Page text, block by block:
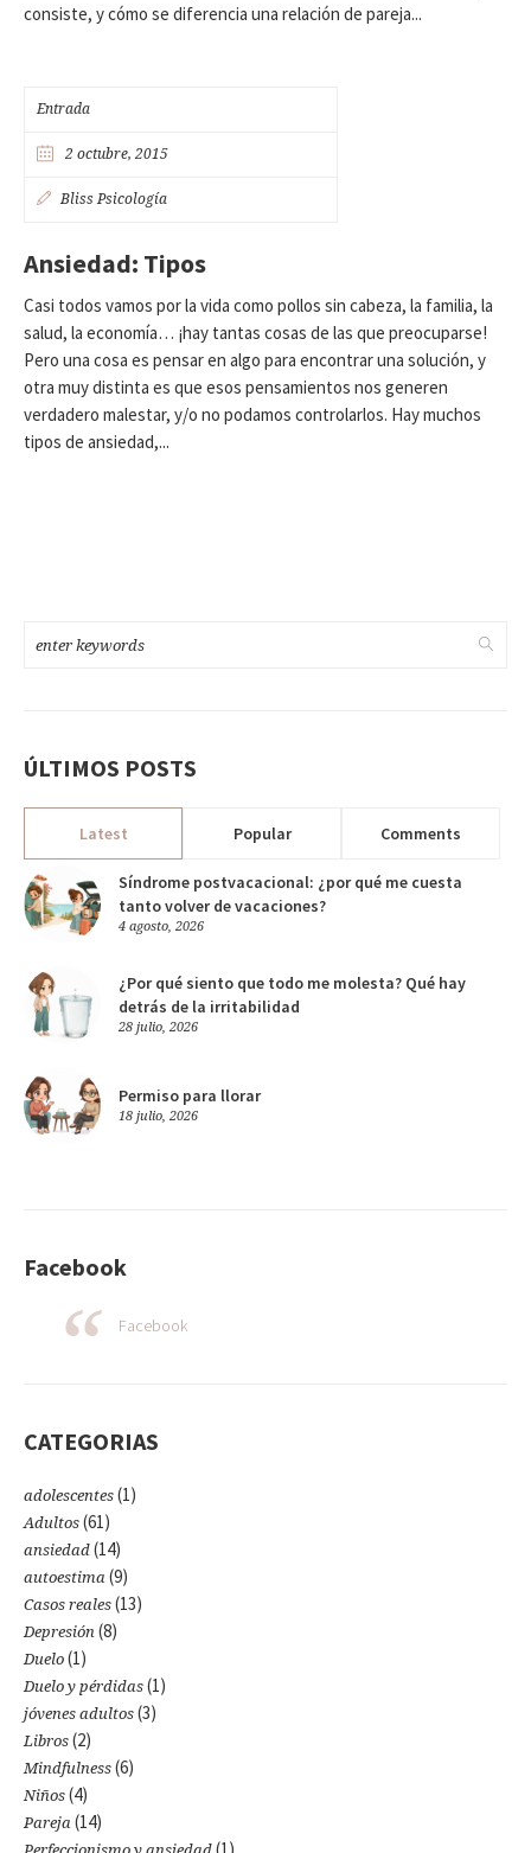
consiste, y cómo se diferencia una relación de pareja...
Entrada
2 octubre, 2015
Bliss Psicología
Ansiedad: Tipos
Casi todos vamos por la vida como pollos sin cabeza, la familia, la
salud, la economía… ¡hay tantas cosas de las que preocuparse!
Pero una cosa es pensar en algo para encontrar una solución, y
otra muy distinta es que esos pensamientos nos generen
verdadero malestar, y/o no podamos controlarlos. Hay muchos
tipos de ansiedad,...
ÚLTIMOS POSTS
Latest Popular Comments
Síndrome postvacacional: ¿por qué me cuesta
tanto volver de vacaciones?
4 agosto, 2026
¿Por qué siento que todo me molesta? Qué hay
detrás de la irritabilidad
28 julio, 2026
Permiso para llorar
18 julio, 2026
Facebook
Facebook
CATEGORIAS
adolescentes (1)
Adultos (61)
ansiedad (14)
autoestima (9)
Casos reales (13)
Depresión (8)
Duelo (1)
Duelo y pérdidas (1)
jóvenes adultos (3)
Libros (2)
Mindfulness (6)
Niños (4)
Pareja (14)